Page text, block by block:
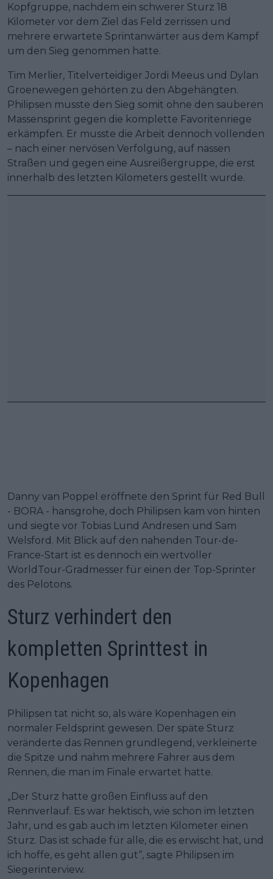
Kopfgruppe, nachdem ein schwerer Sturz 18
Kilometer vor dem Ziel das Feld zerrissen und
mehrere erwartete Sprintanwärter aus dem Kampf
um den Sieg genommen hatte.
Tim Merlier, Titelverteidiger Jordi Meeus und Dylan
Groenewegen gehörten zu den Abgehängten.
Philipsen musste den Sieg somit ohne den sauberen
Massensprint gegen die komplette Favoritenriege
erkämpfen. Er musste die Arbeit dennoch vollenden
– nach einer nervösen Verfolgung, auf nassen
Straßen und gegen eine Ausreißergruppe, die erst
innerhalb des letzten Kilometers gestellt wurde.
Danny van Poppel eröffnete den Sprint für Red Bull
- BORA - hansgrohe, doch Philipsen kam von hinten
und siegte vor Tobias Lund Andresen und Sam
Welsford. Mit Blick auf den nahenden Tour-de-
France-Start ist es dennoch ein wertvoller
WorldTour-Gradmesser für einen der Top-Sprinter
des Pelotons.
Sturz verhindert den
kompletten Sprinttest in
Kopenhagen
Philipsen tat nicht so, als wäre Kopenhagen ein
normaler Feldsprint gewesen. Der späte Sturz
veränderte das Rennen grundlegend, verkleinerte
die Spitze und nahm mehrere Fahrer aus dem
Rennen, die man im Finale erwartet hatte.
„Der Sturz hatte großen Einfluss auf den
Rennverlauf. Es war hektisch, wie schon im letzten
Jahr, und es gab auch im letzten Kilometer einen
Sturz. Das ist schade für alle, die es erwischt hat, und
ich hoffe, es geht allen gut“, sagte Philipsen im
Siegerinterview.